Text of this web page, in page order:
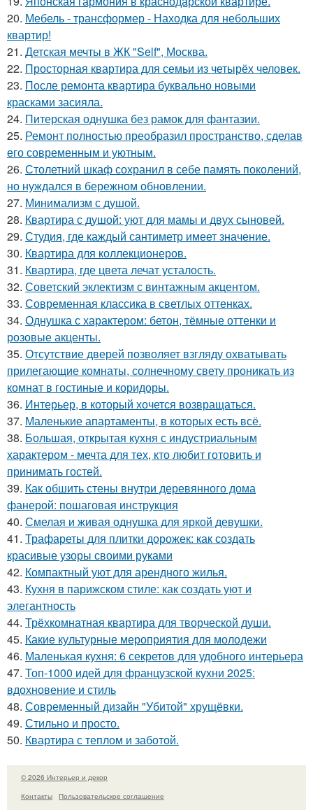
20. Мебель - трансформер - Находка для небольших
квартир!
21. Детская мечты в ЖК "Self", Москва.
22. Просторная квартира для семьи из четырёх человек.
23. После ремонта квартира буквально новыми
красками засияла.
24. Питерская однушка без рамок для фантазии.
25. Ремонт полностью преобразил пространство, сделав
его современным и уютным.
26. Столетний шкаф сохранил в себе память поколений,
но нуждался в бережном обновлении.
27. Минимализм с душой.
28. Квартира с душой: уют для мамы и двух сыновей.
29. Студия, где каждый сантиметр имеет значение.
30. Квартира для коллекционеров.
31. Квартира, где цвета лечат усталость.
32. Советский эклектизм с винтажным акцентом.
33. Современная классика в светлых оттенках.
34. Однушка с характером: бетон, тёмные оттенки и
розовые акценты.
35. Отсутствие дверей позволяет взгляду охватывать
прилегающие комнаты, солнечному свету проникать из
комнат в гостиные и коридоры.
36. Интерьер, в который хочется возвращаться.
37. Маленькие апартаменты, в которых есть всё.
38. Большая, открытая кухня с индустриальным
характером - мечта для тех, кто любит готовить и
принимать гостей.
39. Как обшить стены внутри деревянного дома
фанерой: пошаговая инструкция
40. Смелая и живая однушка для яркой девушки.
41. Трафареты для плитки дорожек: как создать
красивые узоры своими руками
42. Компактный уют для арендного жилья.
43. Кухня в парижском стиле: как создать уют и
элегантность
44. Трёхкомнатная квартира для творческой души.
45. Какие культурные мероприятия для молодежи
46. Маленькая кухня: 6 секретов для удобного интерьера
47. Топ-1000 идей для французской кухни 2025:
вдохновение и стиль
48. Современный дизайн "Убитой" хрущёвки.
49. Стильно и просто.
50. Квартира с теплом и заботой.
© 2026 Интерьер и декор
Контакты
Пользовательское соглашение